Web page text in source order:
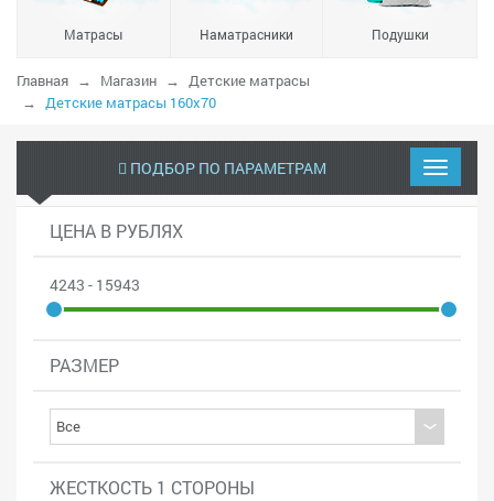
Матрасы Наматрасники Подушки
Главная Магазин
Детские матрасы
Детские матрасы 160x70
ПОДБОР ПО ПАРАМЕТРАМ
ЦЕНА В РУБЛЯХ
4243 - 15943
РАЗМЕР
ЖЕСТКОСТЬ 1 СТОРОНЫ